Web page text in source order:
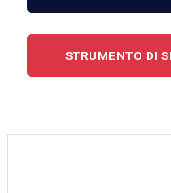
STRUMENTO DI